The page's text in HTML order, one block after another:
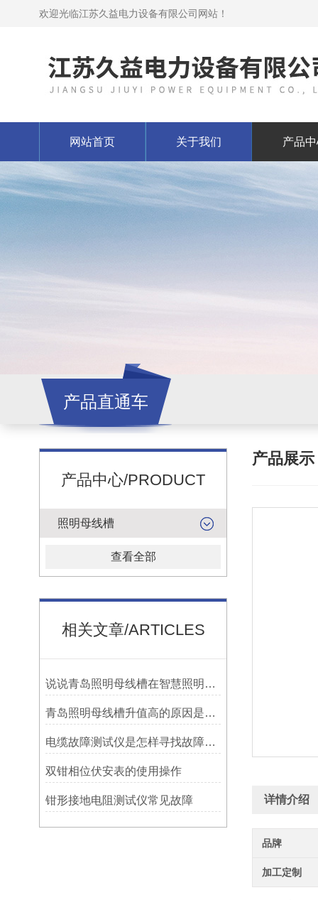
欢迎光临江苏久益电力设备有限公司网站！
网站首页 关于我们 产品
产品直通车
产品中心/PRODUCT
照明母线槽
查看全部
相关文章/ARTICLES
说说青岛照明母线槽在智慧照明领域的应用
青岛照明母线槽升值高的原因是什么呢？
电缆故障测试仪是怎样寻找故障轨迹的？
双钳相位伏安表的使用操作
钳形接地电阻测试仪常见故障
产品展示
详情介绍
品牌
加工定制